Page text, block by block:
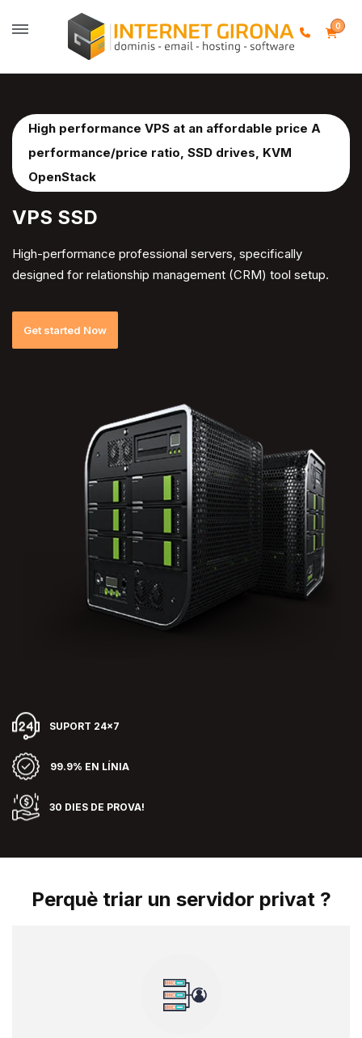
0
VPS SSD
High performance VPS at an affordable price A
performance/price ratio, SSD drives, KVM
OpenStack
High-performance professional servers, specifically
designed for relationship management (CRM) tool setup.
Get started Now
SUPORT 24x7
99.9% EN LÍNIA
30 DIES DE PROVA!
Perquè triar un servidor privat ?